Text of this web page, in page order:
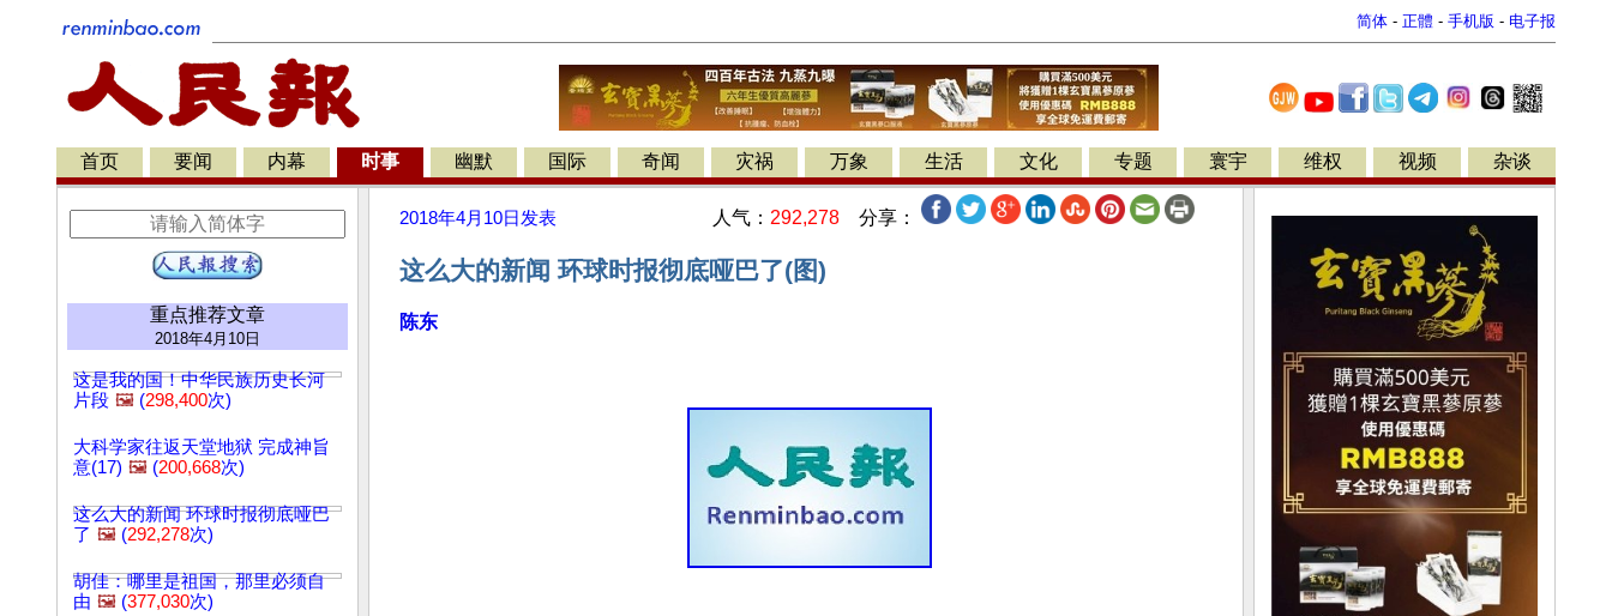
简体 - 正體 - 手机版 - 电子报
首页 要闻 内幕 时事 幽默 国际 奇闻 灾祸 万象 生活 文化 专题 寰宇 维权 视频 杂谈
重点推荐文章
2018年4月10日
这是我的国！中华民族历史长河
片段 🖼️ (298,400次)
大科学家往返天堂地狱 完成神旨
意(17) 🖼️ (200,668次)
这么大的新闻 环球时报彻底哑巴
了 🖼️ (292,278次)
胡佳：哪里是祖国，那里必须自
由 🖼️ (377,030次)
2018年4月10日 发表 人气： 292,278 分享：
这么大的新闻 环球时报彻底哑巴了(图)
陈东